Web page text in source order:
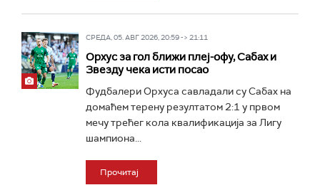
СРЕДА, 05. АВГ 2026, 20:59 -> 21:11
Орхус за гол ближи плеј-офу, Сабах и
Звезду чека исти посао
Фудбалери Орхуса савладали су Сабах на
домаћем терену резултатом 2:1 у првом
мечу трећег кола квалификација за Лигу
шампиона...
Прочитај